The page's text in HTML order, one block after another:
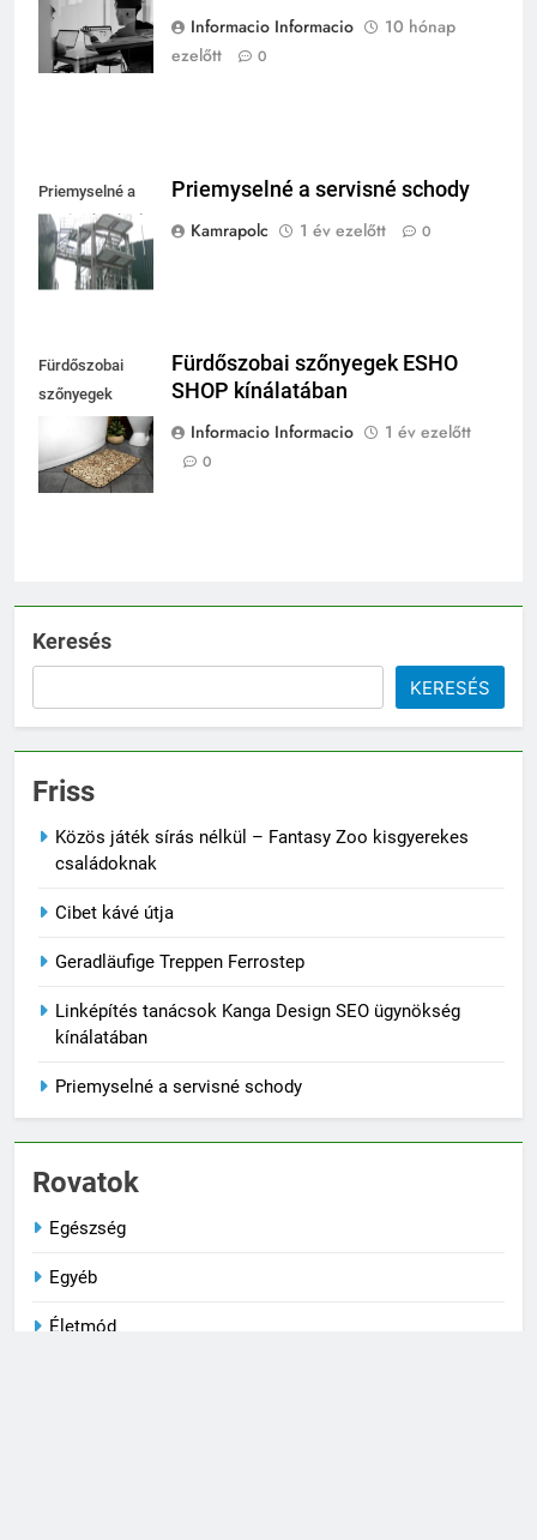
ügynökség
kínálatában
Informacio Informacio
10 hónap
ezelőtt
0
Priemyselné a
servisné schody
Priemyselné a servisné schody
Kamrapolc
1 év ezelőtt 0
Fürdőszobai
szőnyegek
ESHO SHOP
kínálatában
Fürdőszobai szőnyegek ESHO
SHOP kínálatában
Informacio Informacio
1 év ezelőtt
0
Keresés
KERESÉS
Friss
Közös játék sírás nélkül – Fantasy Zoo kisgyerekes
családoknak
Cibet kávé útja
Geradläufige Treppen Ferrostep
Linképítés tanácsok Kanga Design SEO ügynökség
kínálatában
Priemyselné a servisné schody
Rovatok
Egészség
Egyéb
Életmód